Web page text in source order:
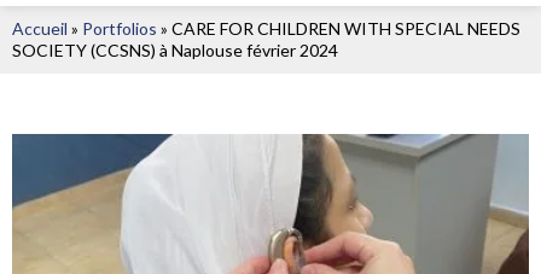
Accueil » Portfolios » CARE FOR CHILDREN WITH SPECIAL NEEDS
SOCIETY (CCSNS) à Naplouse février 2024